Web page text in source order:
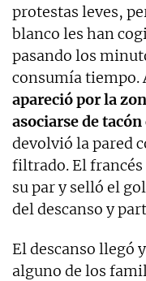
protestas leves,
blanco les han
pasando los
consumía tiempo.
apareció por la
asociarse de
devolvió la pared
filtrado. El francés
su par y selló el
del descanso y
El descanso llegó
alguno de los